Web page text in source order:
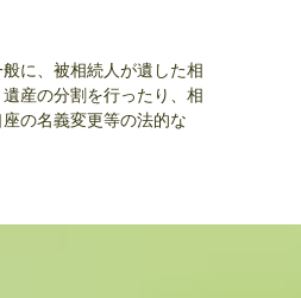
に、被相続人が遺した相
産の分割を行ったり、相
の名義変更等の法的な